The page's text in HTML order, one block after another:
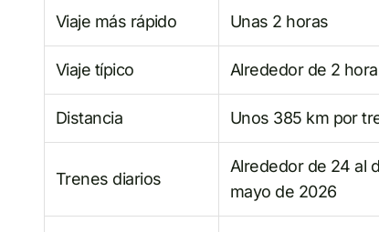
Viaje más rápido Unas 2 horas
Viaje típico Alrededor de 2
Distancia Unos 385 km por
Trenes diarios
Alrededor de 24 al
mayo de 2026